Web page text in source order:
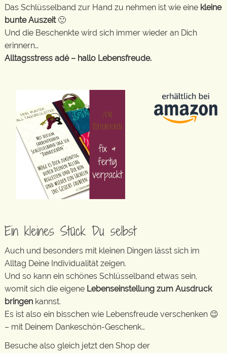
Das Schlüsselband zur Hand zu nehmen ist wie eine kleine
bunte Auszeit🙂
Und die Beschenkte wird sich immer wieder an Dich
erinnern…
Alltagsstress adé – hallo Lebensfreude.
Ein kleines Stück Du selbst
Auch und besonders mit kleinen Dingen lässt sich im
Alltag Deine Individualität zeigen.
Und so kann ein schönes Schlüsselband etwas sein,
womit sich die eigene Lebenseinstellung zum Ausdruck
bringen kannst.
Es ist also ein bisschen wie Lebensfreude verschenken 😉
– mit Deinem Dankeschön-Geschenk…
Besuche also gleich jetzt den Shop der